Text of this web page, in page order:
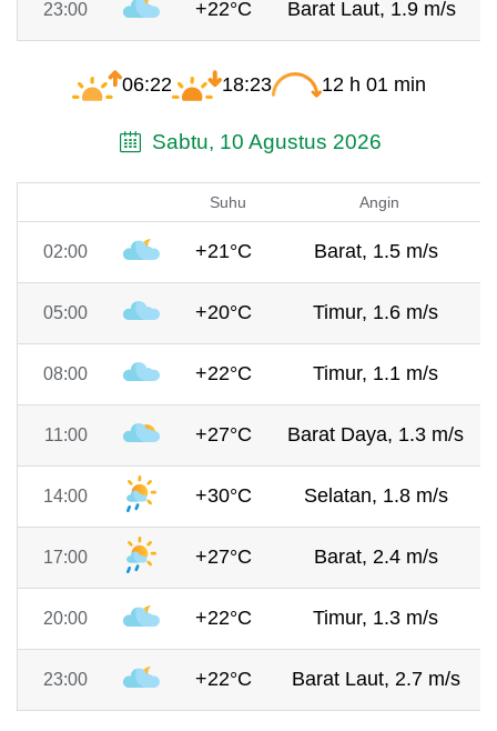
23:00 +22°C Barat Laut, 1.9 m/s
06:22 18:23 12 h 01 min
Sabtu, 10 Agustus 2026
Suhu Angin
02:00 +21°C Barat, 1.5 m/s
05:00 +20°C Timur, 1.6 m/s
08:00 +22°C Timur, 1.1 m/s
11:00 +27°C Barat Daya, 1.3 m/s
14:00 +30°C Selatan, 1.8 m/s
17:00 +27°C Barat, 2.4 m/s
20:00 +22°C Timur, 1.3 m/s
23:00 +22°C Barat Laut, 2.7 m/s